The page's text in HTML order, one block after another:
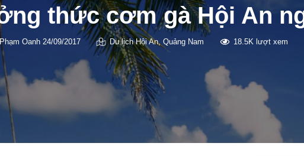
thức cơm gà Hội An
Oanh24/09/2017 Du lịch Hội An,Quảng Nam 18.5K lượt xem